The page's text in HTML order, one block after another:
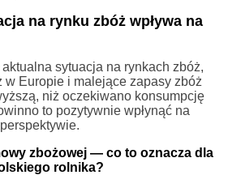
na rynku zbóż wpływa na
sytuacja na rynkach zbóż,
w Europie i malejące zapasy zbóż
niż oczekiwano konsumpcję
to pozytywnie wpłynąć na
zbożowej — co to oznacza dla
rolnika?